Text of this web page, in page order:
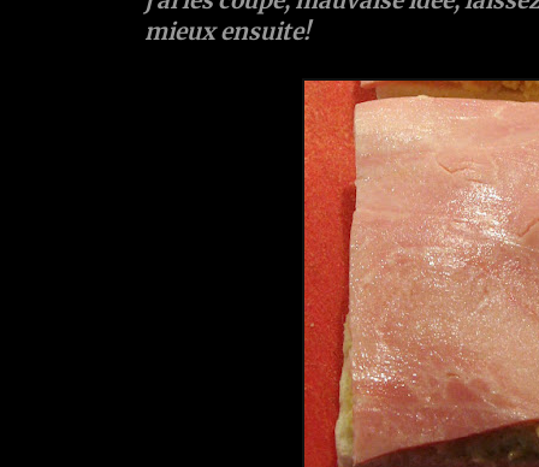
mieux ensuite!